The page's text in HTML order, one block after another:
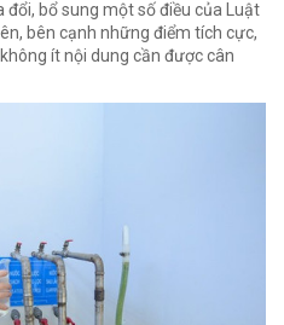
bổ sung một số điều của Luật
bên cạnh những điểm tích cực,
ít nội dung cần được cân